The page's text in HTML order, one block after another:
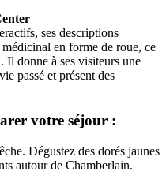
ses descriptions
en forme de roue, ce
Il donne à ses visiteurs une
passé et présent des
votre séjour :
Dégustez des dorés jaunes
autour de Chamberlain.